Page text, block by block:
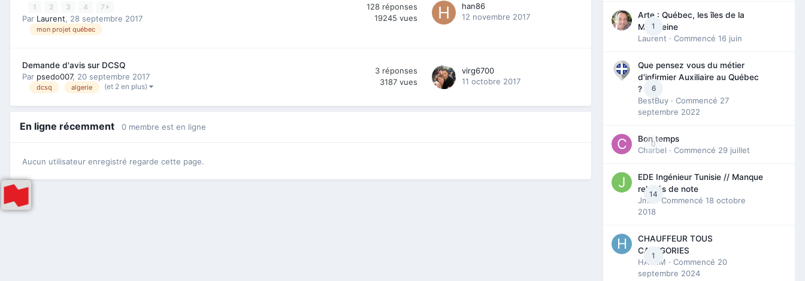
1 2 3 4 7
Par Laurent, 28 septembre 2017
mon projet québec
128 réponses
19245 vues
han86
12 novembre 2017
Demande d'avis sur DCSQ
Par psedo007, 20 septembre 2017
dcsq algerie (et 2 en plus)
3 réponses
3187 vues
virg6700
11 octobre 2017
En ligne récemment 0 membre est en ligne
Aucun utilisateur enregistré regarde cette page.
1
Arte : Québec, les îles de la
Madeleine
Laurent · Commencé 16 juin
6
Que pensez vous du métier
d'infirmier Auxiliaire au Québec
?
BestBuy · Commencé 27
septembre 2022
0
Bon temps
Charbel · Commencé 29 juillet
14
EDE Ingénieur Tunisie // Manque
relevés de note
Jmili
· Commencé 18 octobre
2018
1
CHAUFFEUR TOUS
CATEGORIES
HAZEM · Commencé 20
septembre 2024